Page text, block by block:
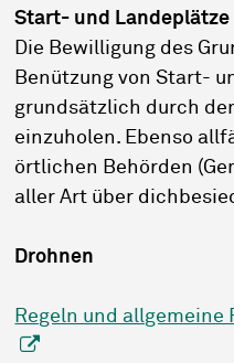
Start- und Landeplätze
Die Bewilligung des
Benützung von Start-
grundsätzlich durch
einzuholen. Ebenso
örtlichen Behörden
aller Art über
Drohnen
Regeln und allgemeine